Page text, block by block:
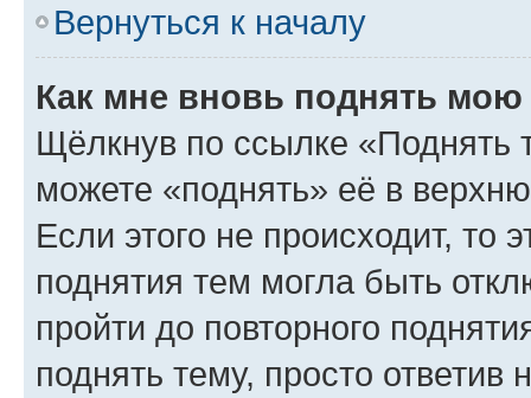
Вернуться к началу
Как мне вновь поднять мою
Щёлкнув по ссылке «Поднять
можете «поднять» её в
Если этого не происходит, то
поднятия тем могла быть
пройти до повторного
поднять тему, просто ответив